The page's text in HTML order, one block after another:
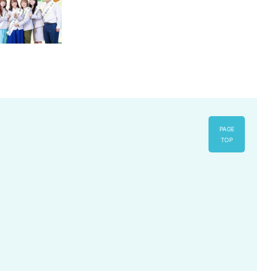
PAGE
TOP